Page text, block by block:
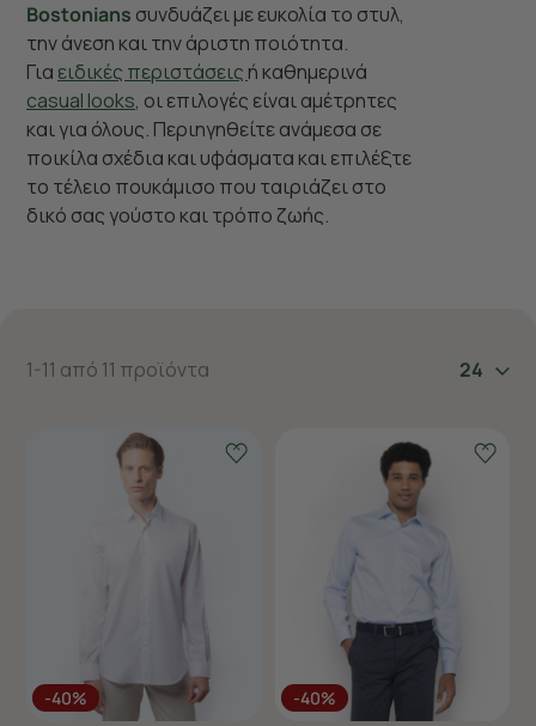
Bostonians συνδυάζει με ευκολία το στυλ,
την άνεση και την άριστη ποιότητα.
Για ειδικές περιστάσεις ή καθημερινά
casual looks, οι επιλογές είναι αμέτρητες
και για όλους. Περιηγηθείτε ανάμεσα σε
ποικίλα σχέδια και υφάσματα και επιλέξτε
το τέλειο πουκάμισο που ταιριάζει στο
δικό σας γούστο και τρόπο ζωής.
1-11 από 11 προϊόντα 24
-40% -40%